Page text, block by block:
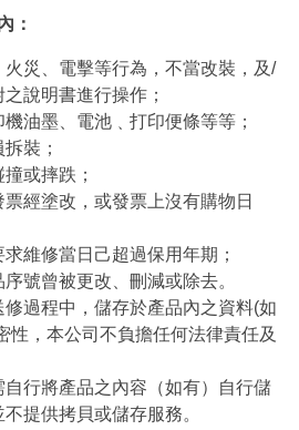
：
災、電擊等行為，不當改裝，及/
說明書進行操作；
油墨、電池﹑打印便條等等；
裝；
或摔跌；
經塗改，或發票上沒有購物日
維修當日己超過保用年期；
號曾被更改、刪減或除去。
修過程中，儲存於產品內之資料(如
性，本公司不負擔任何法律責任及
行將產品之內容（如有）自行儲
提供拷貝或儲存服務。